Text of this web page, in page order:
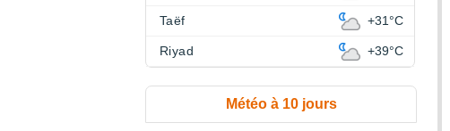
Taëf +31°C
Riyad +39°C
Météo à 10 jours